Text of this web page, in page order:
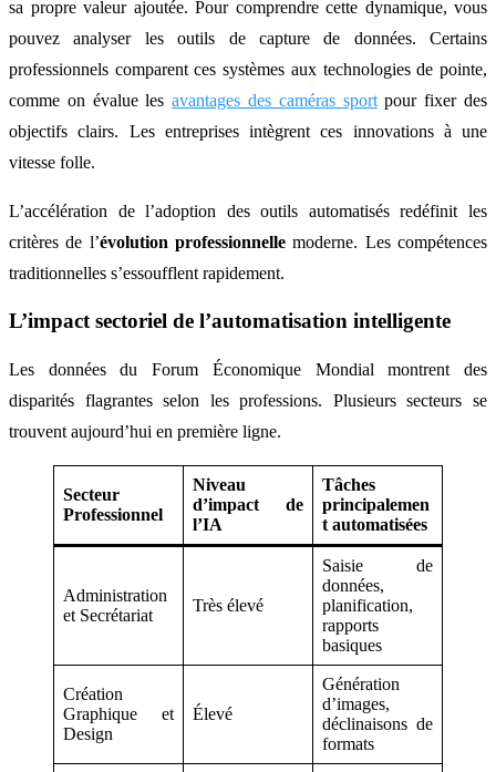
sa propre valeur ajoutée. Pour comprendre cette dynamique, vous
pouvez analyser les outils de capture de données. Certains
professionnels comparent ces systèmes aux technologies de pointe,
comme on évalue lesavantages des caméras sportpour fixer des
objectifs clairs. Les entreprises intègrent ces innovations à une
vitesse folle.
L’accélération de l’adoption des outils automatisés redéfinit les
critères de l’évolution professionnelle moderne. Les compétences
traditionnelles s’essoufflent rapidement.
L’impact sectoriel de l’automatisation intelligente
Les données du Forum Économique Mondial montrent des
disparités flagrantes selon les professions. Plusieurs secteurs se
trouvent aujourd’hui en première ligne.
Secteur
Professionnel
Niveau
d’impact de
l’IA
Tâches
principalemen
t automatisées
Administration
et Secrétariat
Très élevé
Saisie de
données,
planification,
rapports
basiques
Création
Graphique et
Design
Élevé
Génération
d’images,
déclinaisons de
formats